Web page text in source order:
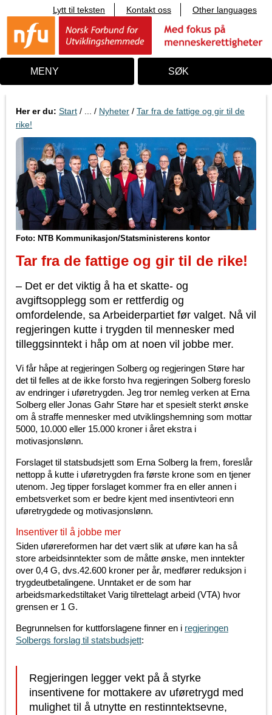
i
n
o
Lytt til teksten Kontakt oss Other languages
MENY SØK
Her er du: Start / ... / Nyheter / Tar fra de fattige og gir til de
rike!
Foto: NTB Kommunikasjon/Statsministerens kontor
Tar fra de fattige og gir til de rike!
– Det er det viktig å ha et skatte- og
avgiftsopplegg som er rettferdig og
omfordelende, sa Arbeiderpartiet før valget. Nå vil
regjeringen kutte i trygden til mennesker med
tilleggsinntekt i håp om at noen vil jobbe mer.
Vi får håpe at regjeringen Solberg og regjeringen Støre har
det til felles at de ikke forsto hva regjeringen Solberg foreslo
av endringer i uføretrygden. Jeg tror nemleg verken at Erna
Solberg eller Jonas Gahr Støre har et spesielt sterkt ønske
om å straffe mennesker med utviklingshemning som mottar
5000, 10.000 eller 15.000 kroner i året ekstra i
motivasjonslønn.
Forslaget til statsbudsjett som Erna Solberg la frem, foreslår
nettopp å kutte i uføretrygden fra første krone som en tjener
utenom. Jeg tipper forslaget kommer fra en eller annen i
embetsverket som er bedre kjent med insentivteori enn
uføretrygdede og motivasjonslønn.
Insentiver til å jobbe mer
Siden uførereformen har det vært slik at uføre kan ha så
store arbeidsinntekter som de måtte ønske, men inntekter
over 0,4 G, dvs.42.600 kroner per år, medfører reduksjon i
trygdeutbetalingene. Unntaket er de som har
arbeidsmarkedstiltaket Varig tilrettelagt arbeid (VTA) hvor
grensen er 1 G.
Begrunnelsen for kuttforslagene finner en i regjeringen
Solbergs forslag til statsbudsjett:
Regjeringen legger vekt på å styrke
insentivene for mottakere av uføretrygd med
mulighet til å utnytte en restinntektsevne,